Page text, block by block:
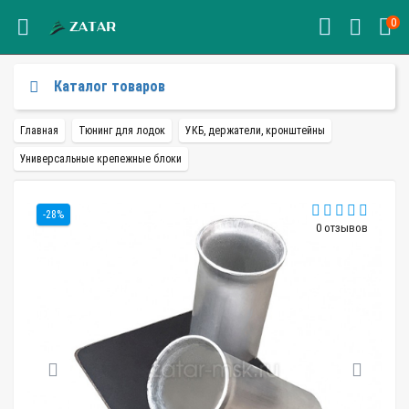
0
Каталог товаров
Главная Тюнинг для лодок УКБ, держатели, кронштейны
Универсальные крепежные блоки
-28%
0 отзывов